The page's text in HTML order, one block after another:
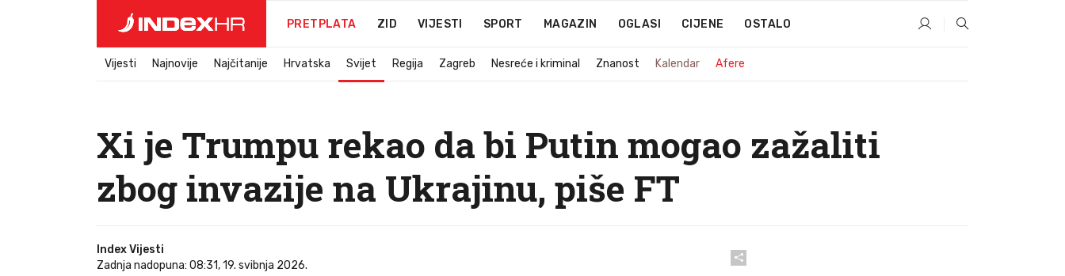
PRETPLATA ZID VIJESTI SPORT MAGAZIN OGLASI CIJENE OSTALO
Vijesti Najnovije Najčitanije Hrvatska Svijet Regija Zagreb Nesreće i kriminal Znanost Kalendar Afere
Xi je Trumpu rekao da bi Putin mogao zažaliti
zbog invazije na Ukrajinu, piše FT
Index Vijesti
Zadnja nadopuna: 08:31, 19. svibnja 2026.